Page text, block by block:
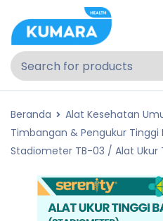
Beranda
Alat Kesehatan
Timbangan & Pengukur Tinggi
Stadiometer TB-03 / Alat Ukur